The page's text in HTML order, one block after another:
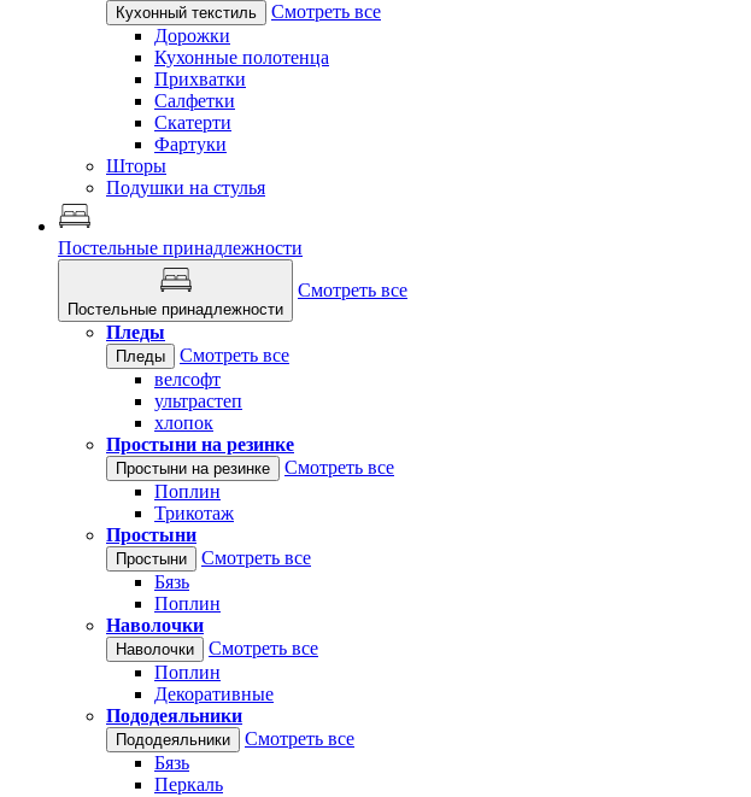
Кухонный текстиль
Смотреть все
Дорожки
Кухонные полотенца
Прихватки
Салфетки
Скатерти
Фартуки
Шторы
Подушки на стулья
Постельные принадлежности
Постельные принадлежности
Смотреть все
Пледы
Пледы
Смотреть все
велсофт
ультрастеп
хлопок
Простыни на резинке
Простыни на резинке
Смотреть все
Поплин
Трикотаж
Простыни
Простыни
Смотреть все
Бязь
Поплин
Наволочки
Наволочки
Смотреть все
Поплин
Декоративные
Пододеяльники
Пододеяльники
Смотреть все
Бязь
Перкаль